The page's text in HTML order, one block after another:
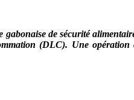
de sécurité
(DLC). Une